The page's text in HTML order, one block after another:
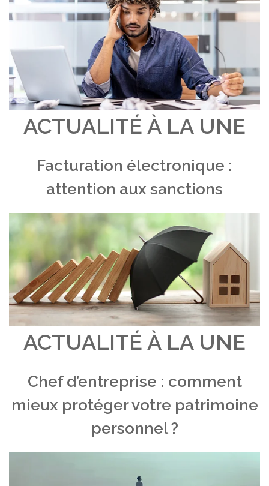
ACTUALITÉ À LA UNE
Facturation électronique :
attention aux sanctions
ACTUALITÉ À LA UNE
Chef d’entreprise : comment
mieux protéger votre patrimoine
personnel ?